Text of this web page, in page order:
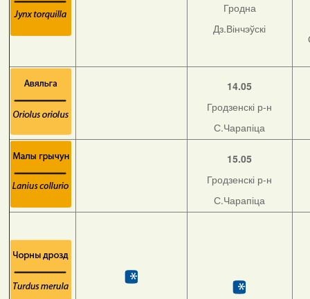
Гродна
Дз.Вінчэўскі
14.05
Гродзенскі р-н
С.Чарапіца
15.05
Гродзенскі р-н
С.Чарапіца